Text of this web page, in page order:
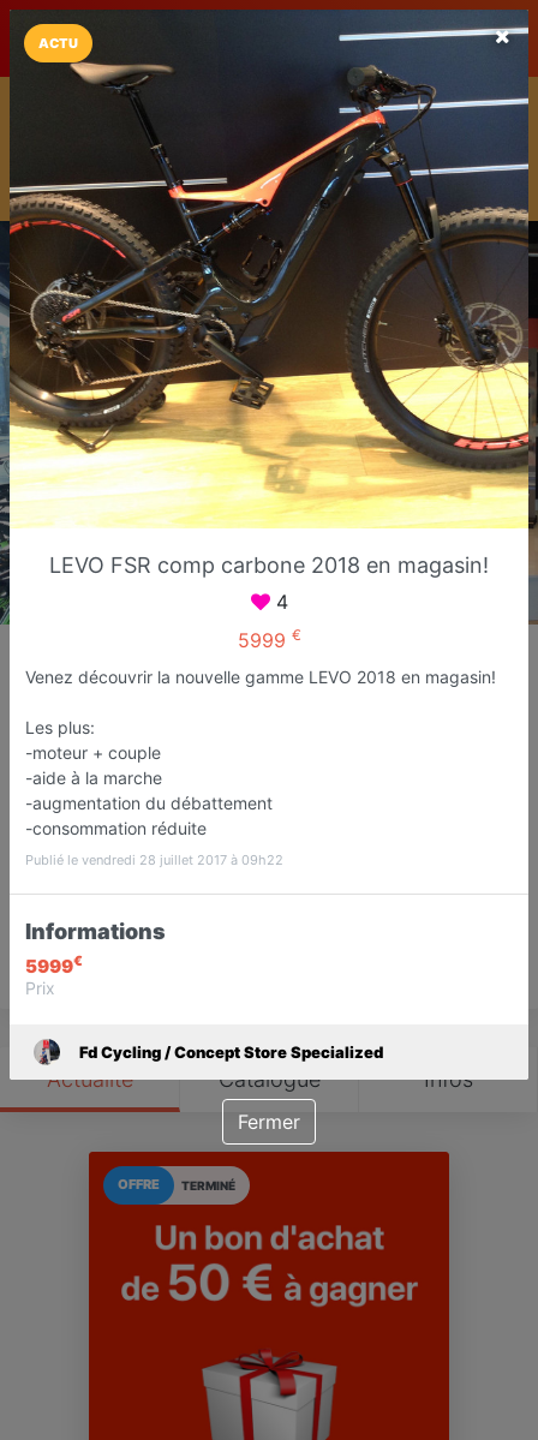
LaCarte LaCarte sur
Play Store
Installez l'App LaCarte
Téléchargez gratuitement l'app LaCarte pour suivre vos
commerces favoris et ne rien rater !
Télécharger Plus tard
Fd Cycling / Concept Store
Specialized
Favori Contacter
Avis
Actualité Catalogue Infos
TERMINÉ
OFFRE
ACTU
LEVO FSR comp carbone 2018 en magasin!
4
5999 €
Venez découvrir la nouvelle gamme LEVO 2018 en magasin!
Les plus:
-moteur + couple
-aide à la marche
-augmentation du débattement
-consommation réduite
Publié le vendredi 28 juillet 2017 à 09h22
Informations
5999€
Prix
Fd Cycling / Concept Store Specialized
Fermer